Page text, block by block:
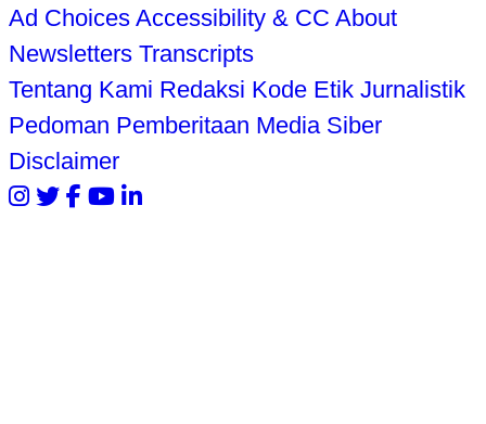
Ad Choices Accessibility & CC About
Newsletters Transcripts
Tentang Kami Redaksi Kode Etik Jurnalistik
Pedoman Pemberitaan Media Siber
Disclaimer